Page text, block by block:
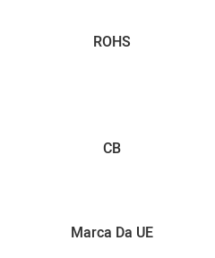
ROHS
CB
Marca Da UE